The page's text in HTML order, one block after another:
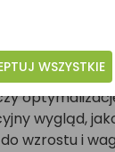
kiedy dążą do
środek do
wymagają
wygląd,
wzrostu i
WSZYSTKIE